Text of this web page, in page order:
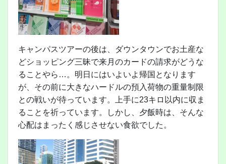
キャンパスツアーの後は、ダウンタウンでお土産な
どショッピング三昧で来月のカードの請求がどうな
ることやら…。明日にはいよいよ帰国となります
が、その前に大きなハードルの預入荷物の重量制限
との戦いが待っています。上手に23キロ以内に収ま
ることを祈っています。しかし、夕飯時は、そんな
心配はまったく感じさせない食欲でした。